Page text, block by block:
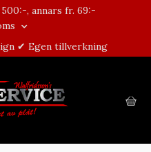
, annars fr. 69:-
✔ Egen tillverkning